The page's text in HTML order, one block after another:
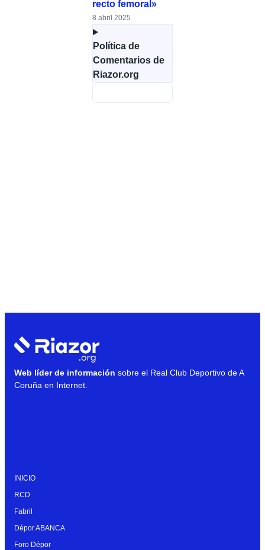
recto femoral»
8 abril 2025
Política de
Comentarios de
Riazor.org
Web líder de información sobre el Real Club Deportivo de A
Coruña en Internet.
INICIO
RCD
Fabril
Dépor ABANCA
Foro Dépor